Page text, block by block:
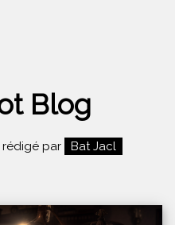
Blog
par Bat Jacl